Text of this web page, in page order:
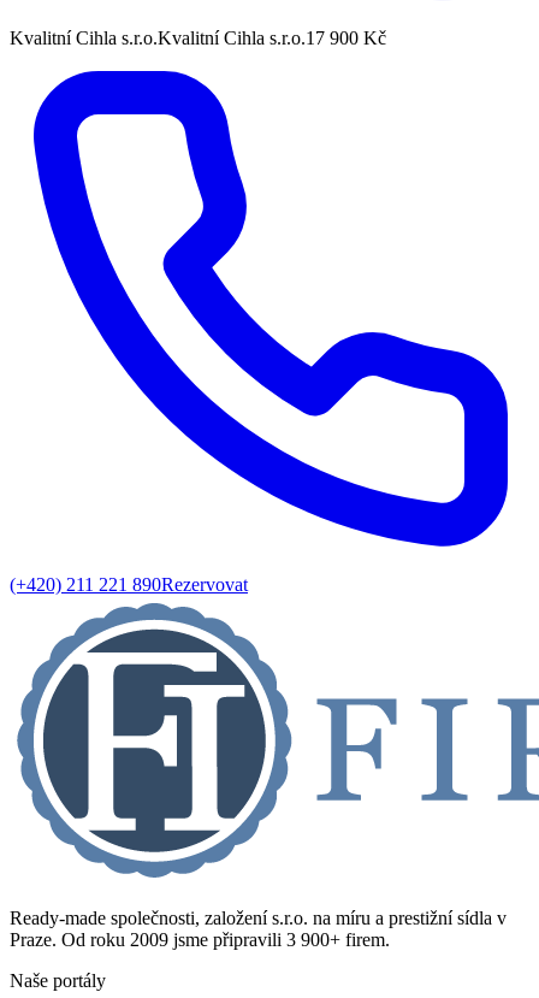
Kvalitní Cihla s.r.o.Kvalitní Cihla s.r.o.17 900 Kč
(+420) 211 221 890Rezervovat
Ready-made společnosti, založení s.r.o. na míru a prestižní sídla v
Praze. Od roku 2009 jsme připravili 3 900+ firem.
Naše portály